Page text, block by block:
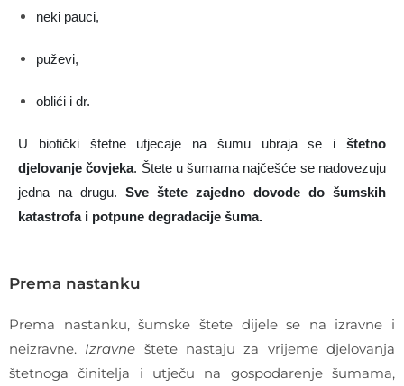
neki pauci,
puževi,
oblići i dr.
U biotički štetne utjecaje na šumu ubraja se i štetno
djelovanje čovjeka. Štete u šumama najčešće se nadovezuju
jedna na drugu. Sve štete zajedno dovode do šumskih
katastrofa i potpune degradacije šuma.
Prema nastanku
Prema nastanku, šumske štete dijele se na izravne i
neizravne. Izravne štete nastaju za vrijeme djelovanja
štetnoga činitelja i utječu na gospodarenje šumama,